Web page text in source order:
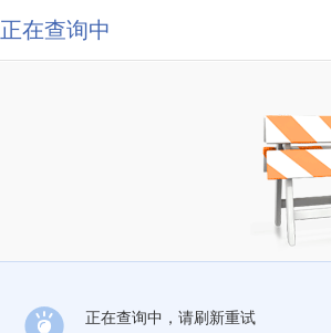
正在查询中
正在查询中，请刷新重试